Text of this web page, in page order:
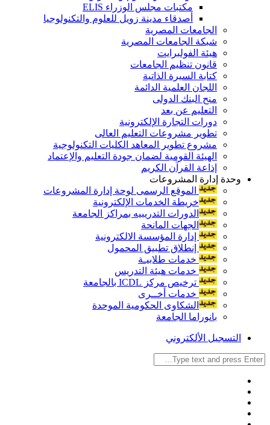
مكتبات مجلس الوزراء ELIS
أصدقاء مدينة زويل للعلوم والتكنولوجيا
الجامعات المصرية
شبكة الجامعات المصرية
هيئة الفولبرايت
قانون تنظيم الجامعات
كتابة السيرة الذاتية
اللجان العلمية الدائمة
منح البنك الدولى
التعليم عن بعد
دورات التجارة الإلكترونية
تطوير مشروعات التعليم العالى
مشروع تطوير المعاهد الكليات التكنولوجية
الهيئة القومية لضمان جودة التعليم والإعتماد
إذاعة القرآن الكريم
وحدة إدارة المشروعات
الموقع الرسمى لوحة إدارة المشروعات
خريطة الخدمات الإلكترونية
الدورات التدريبيه بمراكز الجامعة
الجهات المانحة
إدارة المؤسسة الالكترونية
إنطلاق تطبيق المحمول
خدمات طلابيـة
خدمات هيئة التدريس
ترخيص مركز ICDL بالجامعة
خدمات أخــرى
الشكاوى الحكومية الموحدة
بانوراما الجامعة
التسجيل الألكتروني